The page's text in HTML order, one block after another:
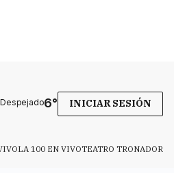
Despejado6° INICIAR SESIÓN
LA 100 EN VIVOTEATRO TRONADOR